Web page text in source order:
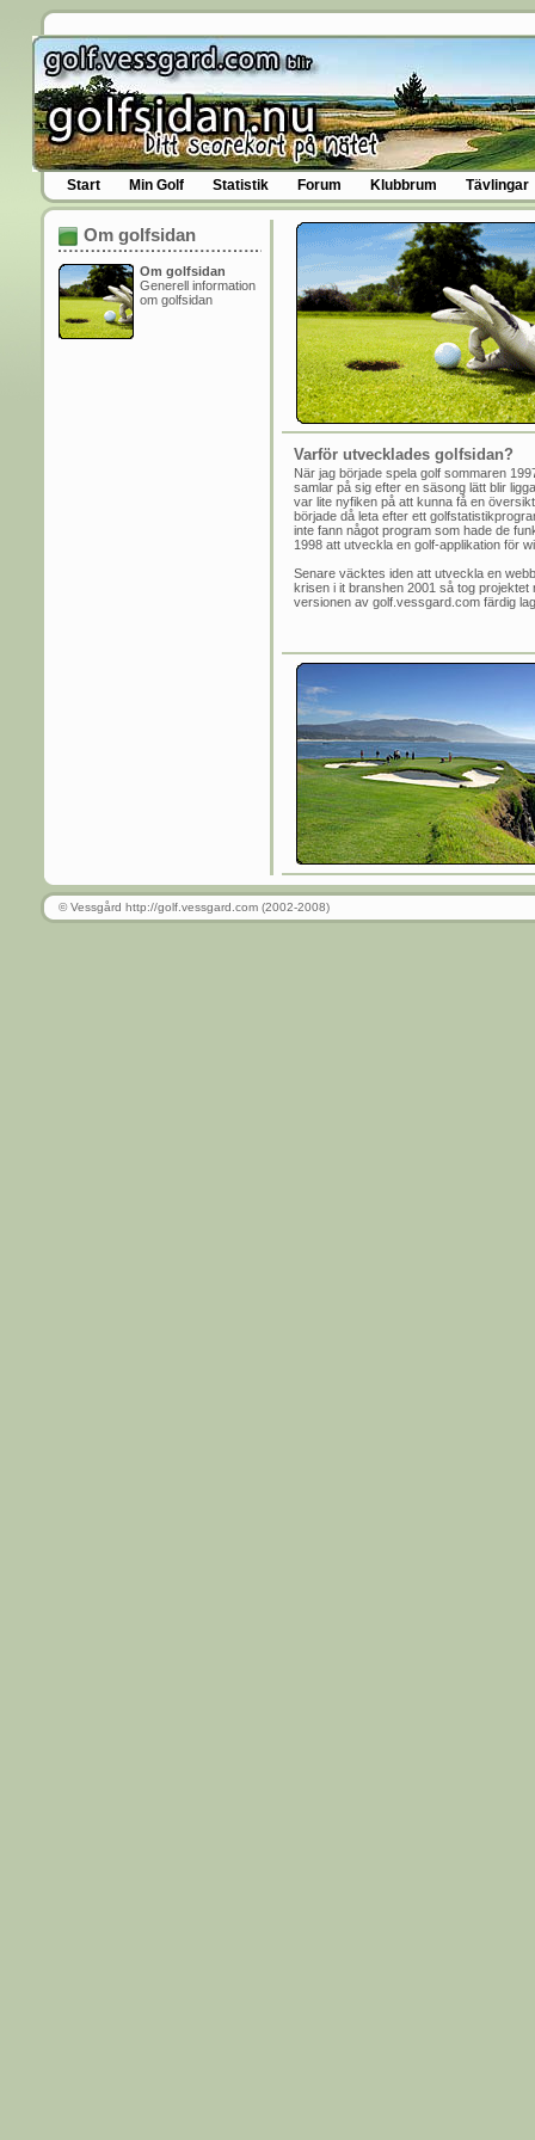
Start Min Golf Statistik Forum Klubbrum Tävlingar
Om golfsidan
Om golfsidan
Generell information
om golfsidan
Varför utvecklades golfsidan?
När jag började spela golf sommaren
samlar på sig efter en säsong lätt blir
var lite nyfiken på att kunna få en
började då leta efter ett
inte fann något program som hade de
1998 att utveckla en golf-applikation för
Senare väcktes iden att utveckla en
krisen i it branshen 2001 så tog
versionen av golf.vessgard.com färdig
© Vessgård http://golf.vessgard.com (2002-2008)